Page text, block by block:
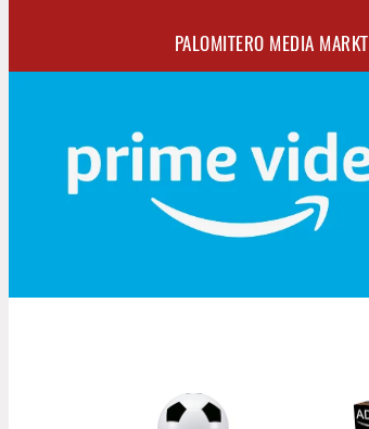
PALOMITERO MEDIA MARKT